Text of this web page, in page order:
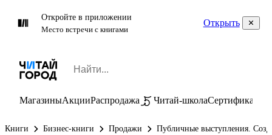
Откройте в приложении
Место встречи с книгами
Открыть
МагазиныАкцииРаспродажа Читай-школаСертификаты
Книги Бизнес-книги Продажи Публичные выступления.